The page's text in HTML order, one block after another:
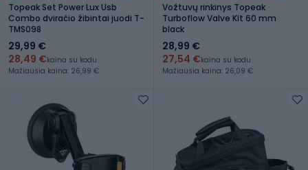
Topeak Set Power Lux Usb
Combo dviračio žibintai juodi T-
TMS098
29,99 €
28,49 €kaina su kodu
Mažiausia kaina: 26,99 €
Vožtuvų rinkinys Topeak
Turboflow Valve Kit 60 mm
black
28,99 €
27,54 €kaina su kodu
Mažiausia kaina: 26,09 €